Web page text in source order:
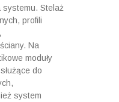
Stelaż
profili
Na
moduły
do
system